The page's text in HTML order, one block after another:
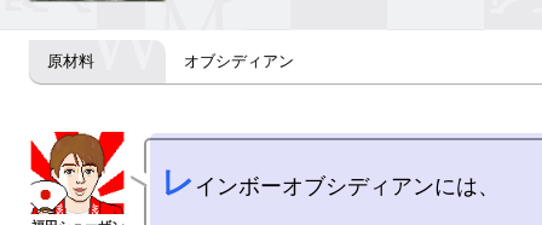
オブシディアン
レ インボーオブシディアンには、